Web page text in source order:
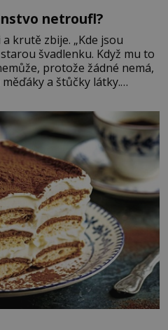
netroufl?
krutě zbije. „Kde jsou
švadlenku. Když mu to
protože žádné nemá,
a štůčky látky.
ještě dlouho po jeho smrti